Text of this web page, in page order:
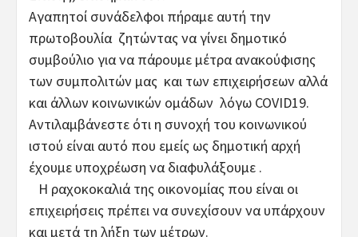
Αγαπητοί συνάδελφοι πήραμε αυτή την
πρωτοβουλία ζητώντας να γίνει δημοτικό
συμβούλιο για να πάρουμε μέτρα ανακούφισης
των συμπολιτών μας και των επιχειρήσεων αλλά
και άλλων κοινωνικών ομάδων λόγω COVID19.
Αντιλαμβάνεστε ότι η συνοχή του κοινωνικού
ιστού είναι αυτό που εμείς ως δημοτική αρχή
έχουμε υποχρέωση να διαφυλάξουμε .
Η ραχοκοκαλιά της οικονομίας που είναι οι
επιχειρήσεις πρέπει να συνεχίσουν να υπάρχουν
και μετά τη λήξη των μέτρων.